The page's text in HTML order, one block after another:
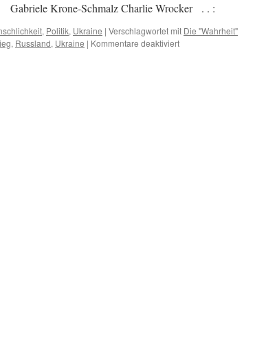
Krone-Schmalz Charlie Wrocker . . :
, Politik, Ukraine | Verschlagwortet mit Die "Wahrheit"
, Russland, Ukraine | Kommentare deaktiviertfür